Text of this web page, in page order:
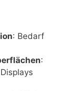
: Bedarf
: